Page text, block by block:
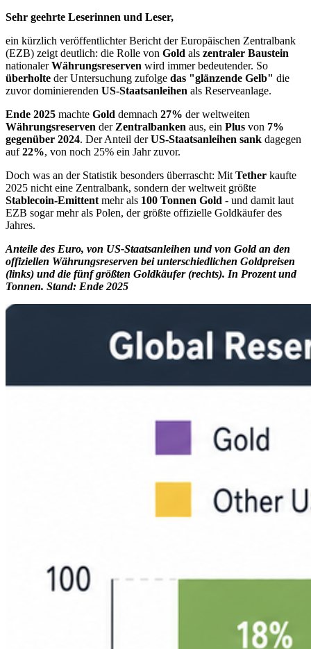
Sehr geehrte Leserinnen und Leser,
ein kürzlich veröffentlichter Bericht der Europäischen Zentralbank
(EZB) zeigt deutlich: die Rolle von Gold als zentraler Baustein
nationalerWährungsreserven wird immer bedeutender. So
überholte der Untersuchung zufolge das "glänzende Gelb" die
zuvor dominierenden US-Staatsanleihen als Reserveanlage.
Ende 2025 machte Gold demnach 27% der weltweiten
Währungsreserven der Zentralbanken aus, ein Plus von 7%
gegenüber 2024. Der Anteil derUS-Staatsanleihen sank dagegen
auf22%, von noch 25% ein Jahr zuvor.
Doch was an der Statistik besonders überrascht: Mit Tether kaufte
2025 nicht eine Zentralbank, sondern der weltweit größte
Stablecoin-Emittent mehr als 100 Tonnen Gold - und damit laut
EZB sogar mehr als Polen, der größte offizielle Goldkäufer des
Jahres.
Anteile des Euro, von US-Staatsanleihen und von Gold an den
offiziellen Währungsreserven bei unterschiedlichen Goldpreisen
(links) und die fünf größten Goldkäufer (rechts). In Prozent und
Tonnen. Stand: Ende 2025